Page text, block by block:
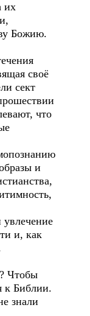
их
Божию.
своё
сект
что
и
увлечение
и, как
Чтобы
к Библии.
знали